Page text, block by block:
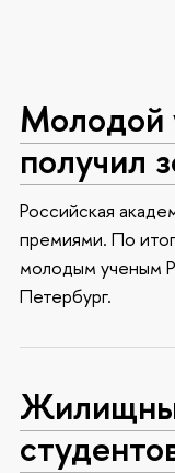
Молодой
получил
Российская
премиями. По
молодым ученым
Петербург.